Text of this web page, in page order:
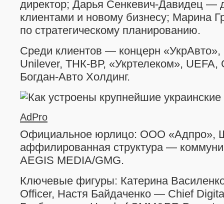
директор; Дарья Сенкевич-Давидец —
клиентами и новому бизнесу; Марина
по стратегическому планированию.
Среди клиентов — концерн
Unilever, ТНК-ВР, «Укртелеком», UEFA,
Богдан-Авто Холдинг.
AdPro
Официальное юрлицо: ООО «Адпро»,
аффилированная структура —
AEGIS MEDIA/GMG.
Ключевые фигуры: Катерина
Officer, Настя Байдаченко — Chief